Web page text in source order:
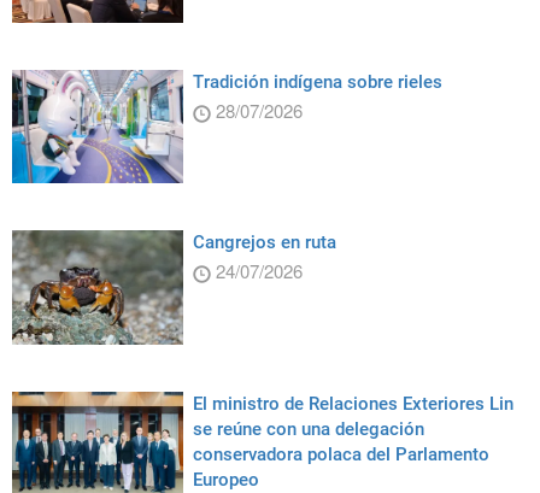
Tradición indígena sobre rieles
28/07/2026
Cangrejos en ruta
24/07/2026
El ministro de Relaciones Exteriores Lin
se reúne con una delegación
conservadora polaca del Parlamento
Europeo